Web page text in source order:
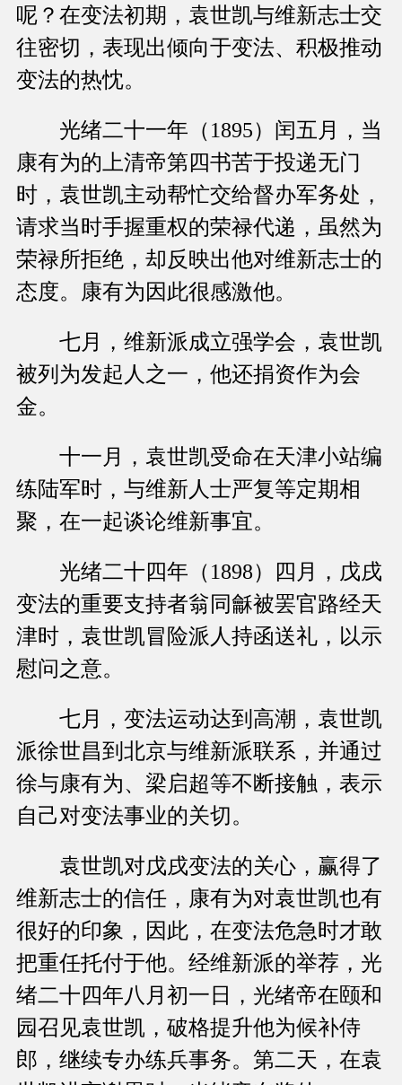
呢？在变法初期，袁世凯与维新志士交
往密切，表现出倾向于变法、积极推动
变法的热忱。
光绪二十一年（1895）闰五月，当
康有为的上清帝第四书苦于投递无门
时，袁世凯主动帮忙交给督办军务处，
请求当时手握重权的荣禄代递，虽然为
荣禄所拒绝，却反映出他对维新志士的
态度。康有为因此很感激他。
七月，维新派成立强学会，袁世凯
被列为发起人之一，他还捐资作为会
金。
十一月，袁世凯受命在天津小站编
练陆军时，与维新人士严复等定期相
聚，在一起谈论维新事宜。
光绪二十四年（1898）四月，戊戌
变法的重要支持者翁同龢被罢官路经天
津时，袁世凯冒险派人持函送礼，以示
慰问之意。
七月，变法运动达到高潮，袁世凯
派徐世昌到北京与维新派联系，并通过
徐与康有为、梁启超等不断接触，表示
自己对变法事业的关切。
袁世凯对戊戌变法的关心，赢得了
维新志士的信任，康有为对袁世凯也有
很好的印象，因此，在变法危急时才敢
把重任托付于他。经维新派的举荐，光
绪二十四年八月初一日，光绪帝在颐和
园召见袁世凯，破格提升他为候补侍
郎，继续专办练兵事务。第二天，在袁